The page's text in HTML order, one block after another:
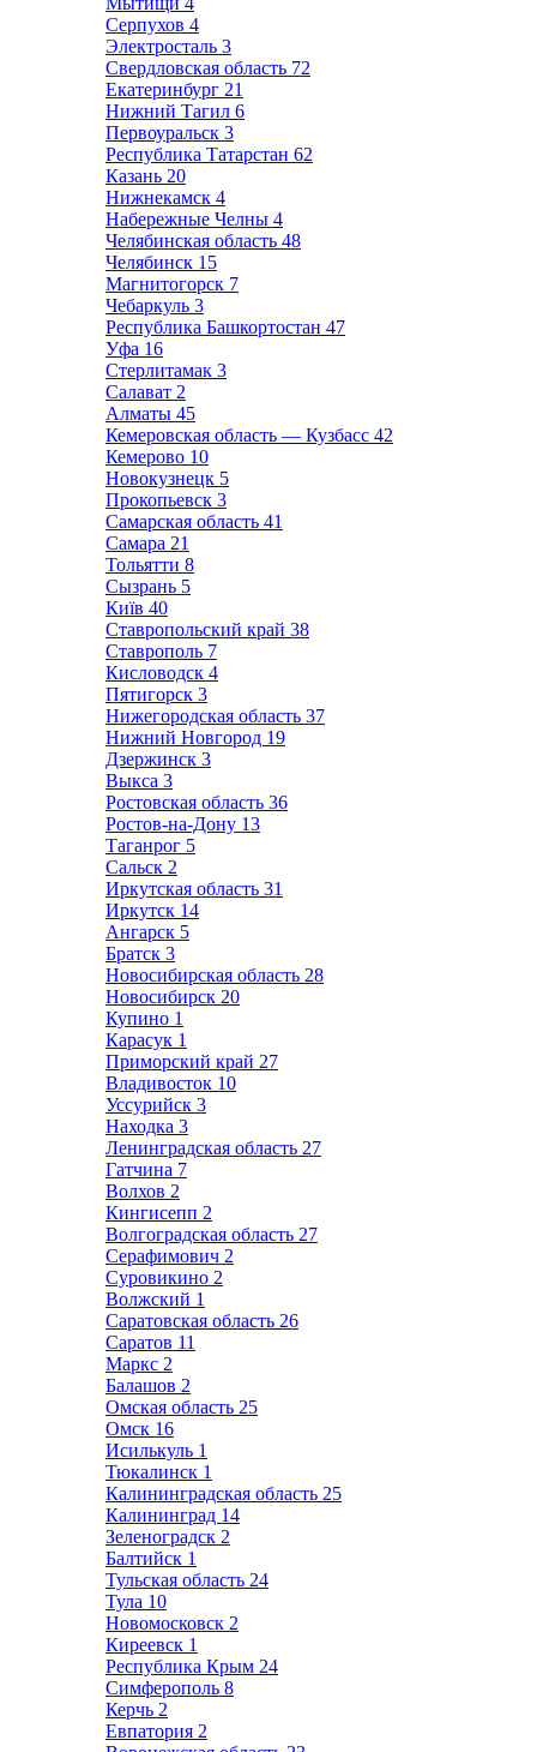
Серпухов 4
Электросталь 3
Свердловская область 72
Екатеринбург 21
Нижний Тагил 6
Первоуральск 3
Республика Татарстан 62
Казань 20
Нижнекамск 4
Набережные Челны 4
Челябинская область 48
Челябинск 15
Магнитогорск 7
Чебаркуль 3
Республика Башкортостан 47
Уфа 16
Стерлитамак 3
Салават 2
Алматы 45
Кемеровская область — Кузбасс 42
Кемерово 10
Новокузнецк 5
Прокопьевск 3
Самарская область 41
Самара 21
Тольятти 8
Сызрань 5
Київ 40
Ставропольский край 38
Ставрополь 7
Кисловодск 4
Пятигорск 3
Нижегородская область 37
Нижний Новгород 19
Дзержинск 3
Выкса 3
Ростовская область 36
Ростов-на-Дону 13
Таганрог 5
Сальск 2
Иркутская область 31
Иркутск 14
Ангарск 5
Братск 3
Новосибирская область 28
Новосибирск 20
Купино 1
Карасук 1
Приморский край 27
Владивосток 10
Уссурийск 3
Находка 3
Ленинградская область 27
Гатчина 7
Волхов 2
Кингисепп 2
Волгоградская область 27
Серафимович 2
Суровикино 2
Волжский 1
Саратовская область 26
Саратов 11
Маркс 2
Балашов 2
Омская область 25
Омск 16
Исилькуль 1
Тюкалинск 1
Калининградская область 25
Калининград 14
Зеленоградск 2
Балтийск 1
Тульская область 24
Тула 10
Новомосковск 2
Киреевск 1
Республика Крым 24
Симферополь 8
Керчь 2
Евпатория 2